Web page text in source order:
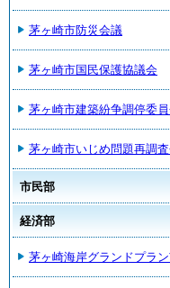
茅ヶ崎市防災会議
茅ヶ崎市国民保護協議会
茅ヶ崎市建築紛争調停委
茅ヶ崎市いじめ問題再調
市民部
経済部
茅ヶ崎海岸グランドプラ